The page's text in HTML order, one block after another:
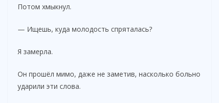
Потом хмыкнул.
— Ищешь, куда молодость спряталась?
Я замерла.
Он прошёл мимо, даже не заметив, насколько больно
ударили эти слова.